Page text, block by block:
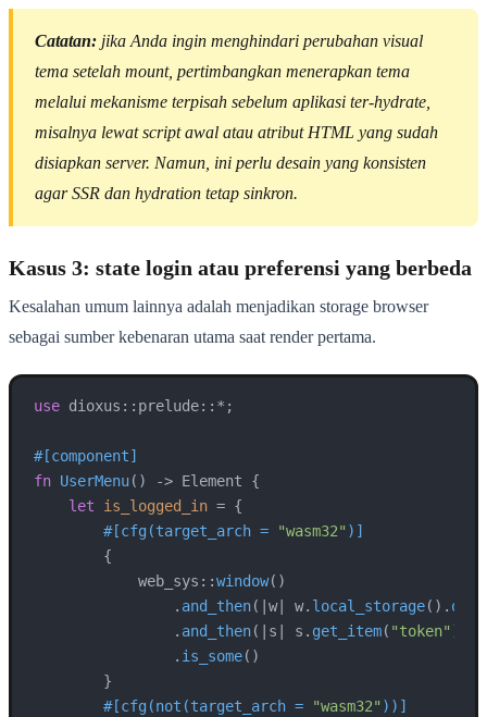
Catatan: jika Anda ingin menghindari perubahan visual
tema setelah mount, pertimbangkan menerapkan tema
melalui mekanisme terpisah sebelum aplikasi ter-hydrate,
misalnya lewat script awal atau atribut HTML yang sudah
disiapkan server. Namun, ini perlu desain yang konsisten
agar SSR dan hydration tetap sinkron.
Kasus 3: state login atau preferensi yang berbeda
Kesalahan umum lainnya adalah menjadikan storage browser
sebagai sumber kebenaran utama saat render pertama.
use dioxus::prelude::*;
#[component]
fn UserMenu() -> Element {
let
is_logged_in = {
#[cfg(target_arch =
"wasm32" )]
        {
            web_sys::
window()
                .
and_then(|w| w. local_storage(). ok
                .
and_then(|s| s. get_item( "token" ).
                .
is_some()
        }
#[cfg(not(target_arch =
"wasm32" ))]